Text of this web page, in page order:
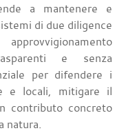
a mantenere e
di due diligence
e senza
per difendere i
e locali, mitigare il
contributo concreto
natura.